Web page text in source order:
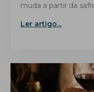
muda a partir da
Ler artigo...